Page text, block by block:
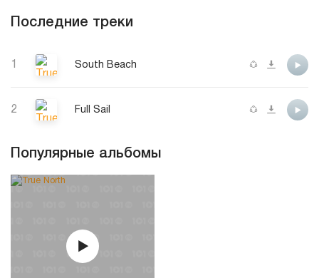
Последние треки
South Beach
2 Full Sail
Популярные альбомы